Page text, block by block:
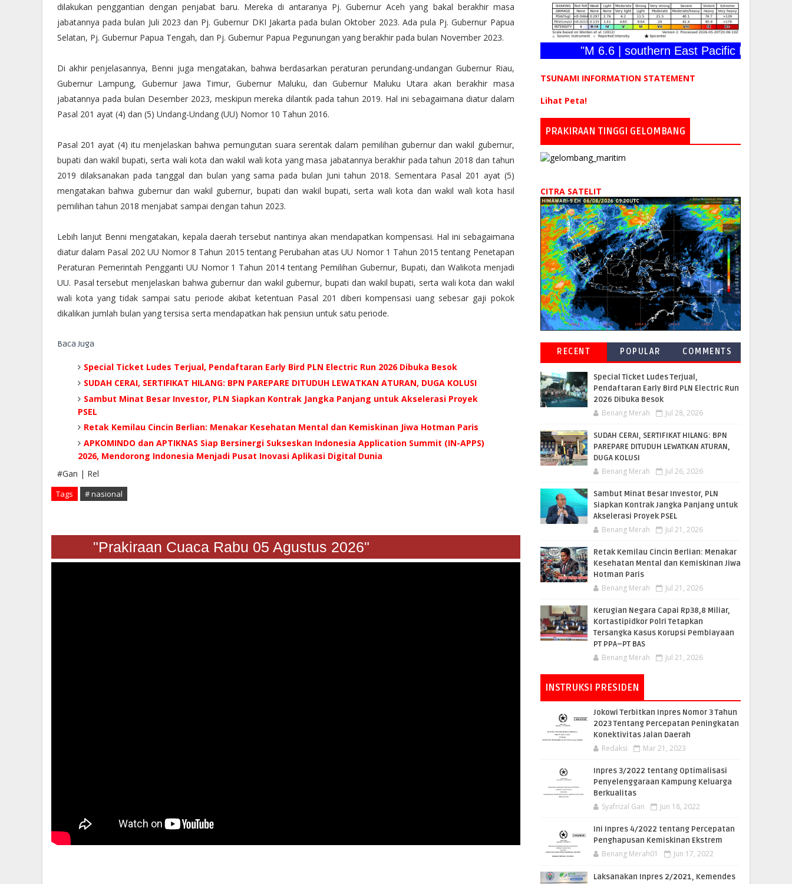
dilakukan penggantian dengan penjabat baru. Mereka di antaranya Pj. Gubernur Aceh yang bakal berakhir masa
jabatannya pada bulan Juli 2023 dan Pj. Gubernur DKI Jakarta pada bulan Oktober 2023. Ada pula Pj. Gubernur Papua
Selatan, Pj. Gubernur Papua Tengah, dan Pj. Gubernur Papua Pegunungan yang berakhir pada bulan November 2023.
Di akhir penjelasannya, Benni juga mengatakan, bahwa berdasarkan peraturan perundang-undangan Gubernur Riau,
Gubernur Lampung, Gubernur Jawa Timur, Gubernur Maluku, dan Gubernur Maluku Utara akan berakhir masa
jabatannya pada bulan Desember 2023, meskipun mereka dilantik pada tahun 2019. Hal ini sebagaimana diatur dalam
Pasal 201 ayat (4) dan (5) Undang-Undang (UU) Nomor 10 Tahun 2016.
Pasal 201 ayat (4) itu menjelaskan bahwa pemungutan suara serentak dalam pemilihan gubernur dan wakil gubernur,
bupati dan wakil bupati, serta wali kota dan wakil wali kota yang masa jabatannya berakhir pada tahun 2018 dan tahun
2019 dilaksanakan pada tanggal dan bulan yang sama pada bulan Juni tahun 2018. Sementara Pasal 201 ayat (5)
mengatakan bahwa gubernur dan wakil gubernur, bupati dan wakil bupati, serta wali kota dan wakil wali kota hasil
pemilihan tahun 2018 menjabat sampai dengan tahun 2023.
Lebih lanjut Benni mengatakan, kepala daerah tersebut nantinya akan mendapatkan kompensasi. Hal ini sebagaimana
diatur dalam Pasal 202 UU Nomor 8 Tahun 2015 tentang Perubahan atas UU Nomor 1 Tahun 2015 tentang Penetapan
Peraturan Pemerintah Pengganti UU Nomor 1 Tahun 2014 tentang Pemilihan Gubernur, Bupati, dan Walikota menjadi
UU. Pasal tersebut menjelaskan bahwa gubernur dan wakil gubernur, bupati dan wakil bupati, serta wali kota dan wakil
wali kota yang tidak sampai satu periode akibat ketentuan Pasal 201 diberi kompensasi uang sebesar gaji pokok
dikalikan jumlah bulan yang tersisa serta mendapatkan hak pensiun untuk satu periode.
Baca Juga
Special Ticket Ludes Terjual, Pendaftaran Early Bird PLN Electric Run 2026 Dibuka Besok
SUDAH CERAI, SERTIFIKAT HILANG: BPN PAREPARE DITUDUH LEWATKAN ATURAN, DUGA KOLUSI
Sambut Minat Besar Investor, PLN Siapkan Kontrak Jangka Panjang untuk Akselerasi Proyek
PSEL
Retak Kemilau Cincin Berlian: Menakar Kesehatan Mental dan Kemiskinan Jiwa Hotman Paris
APKOMINDO dan APTIKNAS Siap Bersinergi Sukseskan Indonesia Application Summit (IN-APPS)
2026, Mendorong Indonesia Menjadi Pusat Inovasi Aplikasi Digital Dunia
#Gan | Rel
Tags # nasional
"Prakiraan Cuaca Rabu 05 Agustus 2026"
"M 6.6 | southern East Pacific Rise | 2026-
TSUNAMI INFORMATION STATEMENT
Lihat Peta!
PRAKIRAAN TINGGI GELOMBANG
CITRA SATELIT
RECENT POPULAR COMMENTS
Special Ticket Ludes Terjual,
Pendaftaran Early Bird PLN Electric Run
2026 Dibuka Besok
Benang Merah Jul 28, 2026
SUDAH CERAI, SERTIFIKAT HILANG: BPN
PAREPARE DITUDUH LEWATKAN ATURAN,
DUGA KOLUSI
Benang Merah Jul 26, 2026
Sambut Minat Besar Investor, PLN
Siapkan Kontrak Jangka Panjang untuk
Akselerasi Proyek PSEL
Benang Merah Jul 21, 2026
Retak Kemilau Cincin Berlian: Menakar
Kesehatan Mental dan Kemiskinan Jiwa
Hotman Paris
Benang Merah Jul 21, 2026
Kerugian Negara Capai Rp38,8 Miliar,
Kortastipidkor Polri Tetapkan
Tersangka Kasus Korupsi Pembiayaan
PT PPA–PT BAS
Benang Merah Jul 21, 2026
INSTRUKSI PRESIDEN
Jokowi Terbitkan Inpres Nomor 3 Tahun
2023 Tentang Percepatan Peningkatan
Konektivitas Jalan Daerah
Redaksi Mar 21, 2023
Inpres 3/2022 tentang Optimalisasi
Penyelenggaraan Kampung Keluarga
Berkualitas
Syafrizal Gan Jun 18, 2022
Ini Inpres 4/2022 tentang Percepatan
Penghapusan Kemiskinan Ekstrem
Benang Merah01 Jun 17, 2022
Laksanakan Inpres 2/2021, Kemendes